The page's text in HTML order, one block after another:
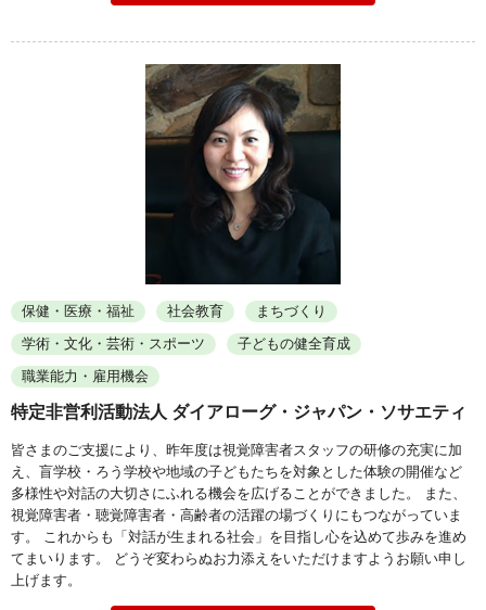
保健・医療・福祉 社会教育
まちづくり
学術・文化・芸術・スポーツ
子どもの健全育成
職業能力・雇用機会
特定非営利活動法人 ダイアローグ・ジャパン・ソサエティ
皆さまのご支援により、昨年度は視覚障害者スタッフの研修の充実に加
え、盲学校・ろう学校や地域の子どもたちを対象とした体験の開催など
多様性や対話の大切さにふれる機会を広げることができました。 また、
視覚障害者・聴覚障害者・高齢者の活躍の場づくりにもつながっていま
す。 これからも「対話が生まれる社会」を目指し心を込めて歩みを進め
てまいります。 どうぞ変わらぬお力添えをいただけますようお願い申し
上げます。